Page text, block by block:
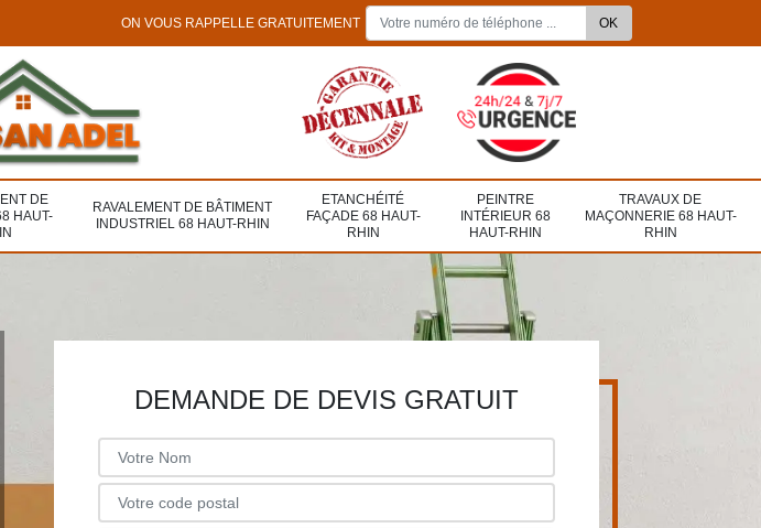
ON VOUS RAPPELLE GRATUITEMENT
DE
HAUT-
RAVALEMENT DE BÂTIMENT
INDUSTRIEL 68 HAUT-RHIN
ETANCHÉITÉ
FAÇADE 68 HAUT-
RHIN
PEINTRE
INTÉRIEUR 68
HAUT-RHIN
TRAVAUX DE
MAÇONNERIE 68 HAUT-
RHIN
DEMANDE DE DEVIS GRATUIT